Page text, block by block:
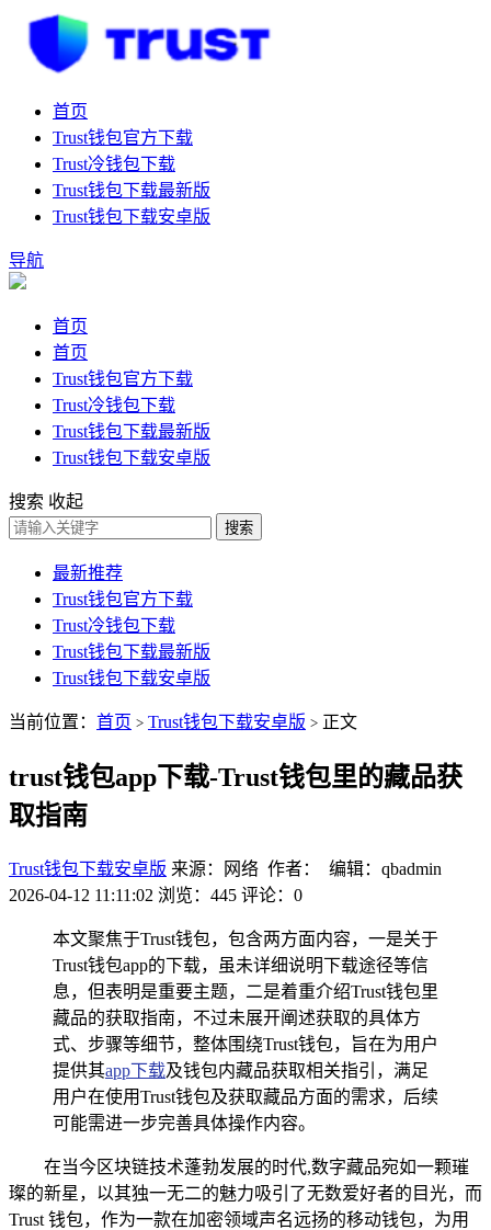
首页
Trust钱包官方下载
Trust冷钱包下载
Trust钱包下载最新版
Trust钱包下载安卓版
导航
首页
首页
Trust钱包官方下载
Trust冷钱包下载
Trust钱包下载最新版
Trust钱包下载安卓版
搜索 收起
搜索
最新推荐
Trust钱包官方下载
Trust冷钱包下载
Trust钱包下载最新版
Trust钱包下载安卓版
当前位置： 首页 > Trust钱包下载安卓版 > 正文
trust钱包app下载-Trust钱包里的藏品获
取指南
Trust钱包下载安卓版 来源：网络 作者： 编辑：qbadmin
2026-04-12 11:11:02 浏览：445 评论：0
本文聚焦于Trust钱包，包含两方面内容，一是关于
Trust钱包app的下载，虽未详细说明下载途径等信
息，但表明是重要主题，二是着重介绍Trust钱包里
藏品的获取指南，不过未展开阐述获取的具体方
式、步骤等细节，整体围绕Trust钱包，旨在为用户
提供其app下载及钱包内藏品获取相关指引，满足
用户在使用Trust钱包及获取藏品方面的需求，后续
可能需进一步完善具体操作内容。
在当今区块链技术蓬勃发展的时代,数字藏品宛如一颗璀
璨的新星，以其独一无二的魅力吸引了无数爱好者的目光，而
Trust 钱包，作为一款在加密领域声名远扬的移动钱包，为用